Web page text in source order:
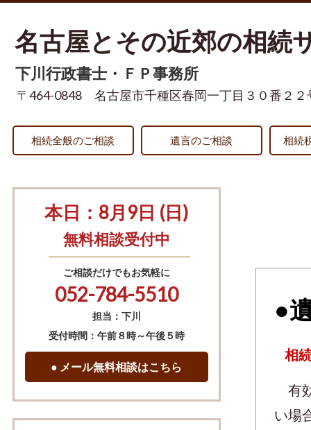
名古屋とその近郊の相続
下川行政書士・ＦＰ事務所
〒464-0848 名古屋市千種区春岡一丁目３０番２２
相続全般のご相談 遺言のご相談 相続
●
相
有
い場
本日：8月9日 (日)
無料相談受付中
ご相談だけでもお気軽に
052-784-5510
担当：下川
受付時間：午前８時～午後５時
● メール無料相談はこちら